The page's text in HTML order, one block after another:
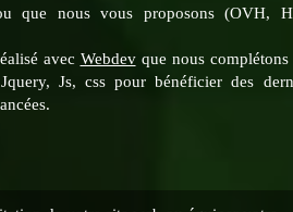
que nous vous proposons (OVH,
avec Webdevque nous complétons
Js, css pour bénéficier des